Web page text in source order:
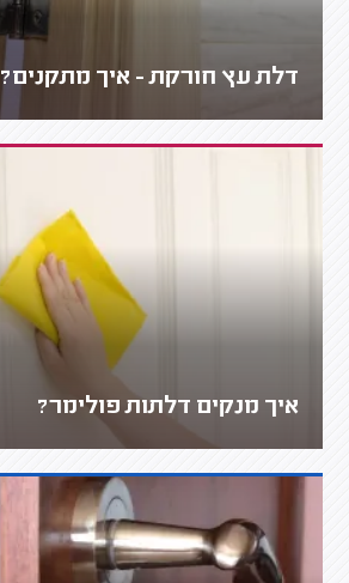
דלת עץ חורקת - איך מתקנים?
איך מנקים דלתות פולימר?